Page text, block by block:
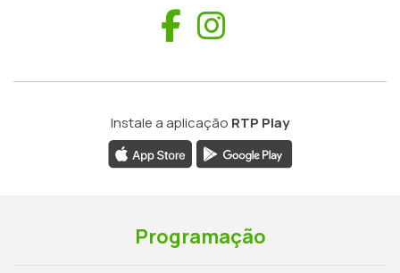
Facebook
Instale a aplicação RTP Play
Programação